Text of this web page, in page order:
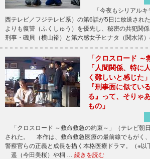
「今夜もシリアルキ
西テレビ／フジテレビ系）の第6話が5日に放送さ
よりも復讐（ふくしゅう）を優先し、秘密の共犯関
刑事・磯貝（横山裕）と第六感女子ヒナタ（関水渚
「クロスロード ～
「人間関係、特に
く難しいと感じた
『刑事面に似てい
る』って、そりゃ
もの」
「クロスロード ～救命救急の約束～」（テレビ朝
された。 本作は、救命救急医療の最前線でもがく
警察官らの正義と成長を描く本格医療ドラマ。（※以
遥（今田美桜）や桐 … 続きを読む